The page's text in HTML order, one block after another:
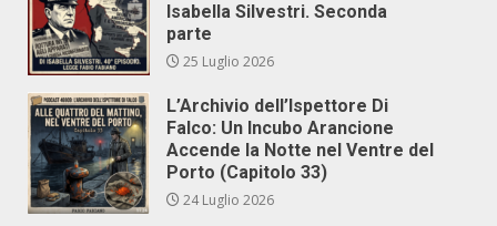
Isabella Silvestri. Seconda
parte
25 Luglio 2026
L’Archivio dell’Ispettore Di
Falco: Un Incubo Arancione
Accende la Notte nel Ventre del
Porto (Capitolo 33)
24 Luglio 2026